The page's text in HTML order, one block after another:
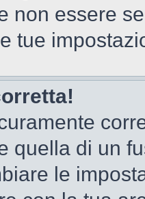
non essere
tue
quella di un
le